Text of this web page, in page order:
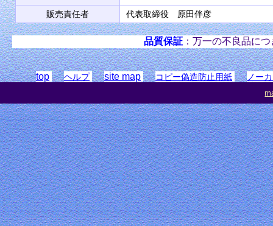
販売責任者 代表取締役 原田伴彦
品質保証 ：万一の不良品に
top ヘルプ site map コピー偽造防止用紙 ノー